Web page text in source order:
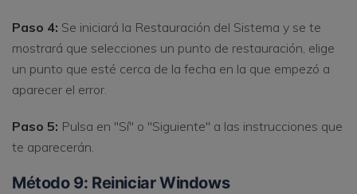
Paso 4: Se iniciará la Restauración del Sistema y se te
mostrará que selecciones un punto de restauración, elige
un punto que esté cerca de la fecha en la que empezó a
aparecer el error.
Paso 5: Pulsa en "Sí" o "Siguiente" a las instrucciones que
te aparecerán.
Método 9: Reiniciar Windows